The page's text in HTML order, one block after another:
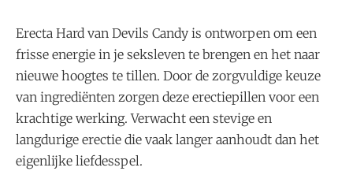
Erecta Hard van Devils Candy is ontworpen om een
frisse energie in je seksleven te brengen en het naar
nieuwe hoogtes te tillen. Door de zorgvuldige keuze
van ingrediënten zorgen deze erectiepillen voor een
krachtige werking. Verwacht een stevige en
langdurige erectie die vaak langer aanhoudt dan het
eigenlijke liefdesspel.